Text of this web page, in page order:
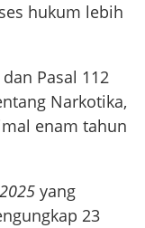
hukum lebih
Pasal 112
Narkotika,
enam tahun
yang
23